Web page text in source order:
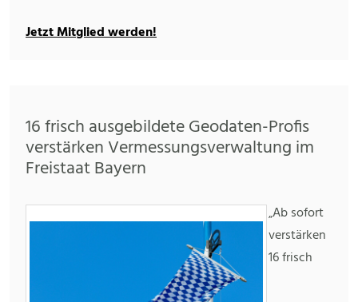
Jetzt Mitglied werden!
16 frisch ausgebildete Geodaten-Profis
verstärken Vermessungsverwaltung im
Freistaat Bayern
„Ab sofort
verstärken
16 frisch